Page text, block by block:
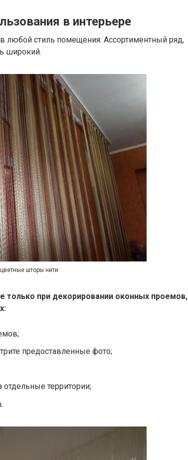
в интерьере
любой стиль помещения. Ассортиментный ряд,
широкий.
шторы нити
при декорировании оконных проемов,
предоставленные фото;
отдельные территории;